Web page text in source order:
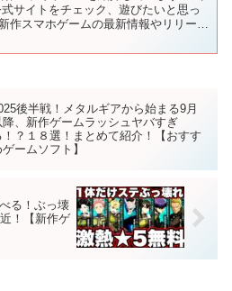
サイトをチェック、遊びたいと思っ
作スマホゲームの最新情報やリリース
後半戦！メタルギアから始まる9月
降、新作ゲームラッシュヤバすぎ
！？１８選！まとめて紹介！【おすす
ームソフト】
る！ぶっ壊
！【新作ゲ